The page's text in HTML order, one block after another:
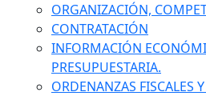
ORGANIZACIÓN,
CONTRATACIÓN
INFORMACIÓN
PRESUPUESTARIA.
ORDENANZAS FISCALES